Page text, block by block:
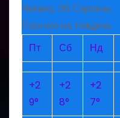
Четвер, 06 Серпень
Прогноз на тиждень
Пт
Сб Нд
+2
9°
+2
8°
+2
7°